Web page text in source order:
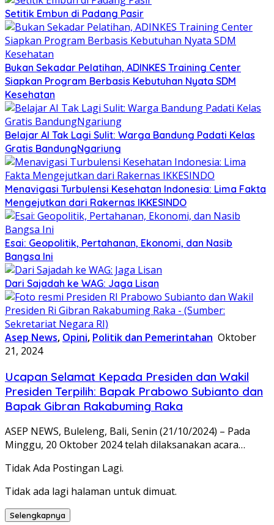
Setitik Embun di Padang Pasir
Bukan Sekadar Pelatihan, ADINKES Training Center
Siapkan Program Berbasis Kebutuhan Nyata SDM
Kesehatan
Belajar AI Tak Lagi Sulit: Warga Bandung Padati Kelas
Gratis BandungNgariung
Menavigasi Turbulensi Kesehatan Indonesia: Lima Fakta
Mengejutkan dari Rakernas IKKESINDO
Esai: Geopolitik, Pertahanan, Ekonomi, dan Nasib
Bangsa Ini
Dari Sajadah ke WAG: Jaga Lisan
Asep News, Opini, Politik dan Pemerintahan Oktober
21, 2024
Ucapan Selamat Kepada Presiden dan Wakil
Presiden Terpilih: Bapak Prabowo Subianto dan
Bapak Gibran Rakabuming Raka
ASEP NEWS, Buleleng, Bali, Senin (21/10/2024) – Pada
Minggu, 20 Oktober 2024 telah dilaksanakan acara…
Tidak Ada Postingan Lagi.
Tidak ada lagi halaman untuk dimuat.
Selengkapnya